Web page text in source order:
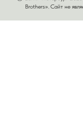
Brothers». Сайт не